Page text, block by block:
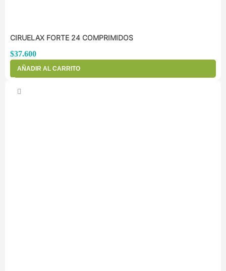
CIRUELAX FORTE 24 COMPRIMIDOS
$37.600
AÑADIR AL CARRITO